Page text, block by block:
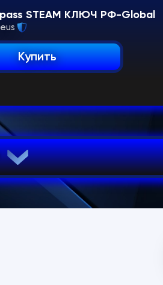
STEAM КЛЮЧ РФ-Global
Купить
Все предложения от 1770 ₽